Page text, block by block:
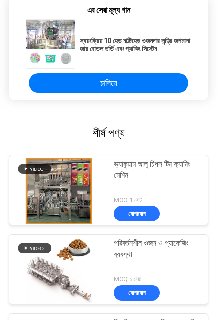
এর সেরা মূল্য পান
স্বয়ংক্রিয় 10 হেড মাল্টিহেড ওজনদার লন্ড্রি জপমালা
জার বোতল ভর্তি এবং প্যাকিং সিস্টেম
চালিয়ে
শীর্ষ পণ্য
ভ্যাকুয়াম আলু চিপস টিন ক্যানিং
মেশিন
MOQ:1 সেট
যোগাযোগ
পরিবর্তনশীল ওজন ও প্যাকেজিং
ব্যবস্থা
MOQ:১ সেট
যোগাযোগ